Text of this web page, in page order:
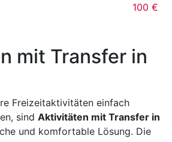
100 €
mit Transfer in
Freizeitaktivitäten einfach
sind Aktivitäten mit Transfer in
und komfortable Lösung. Die